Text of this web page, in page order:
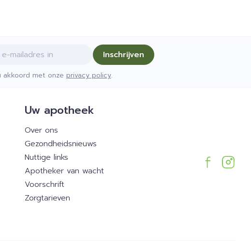
Inschrijven
akkoord met onze privacy policy.
Uw apotheek
Over ons
Gezondheidsnieuws
Nuttige links
Apotheker van wacht
Voorschrift
Zorgtarieven